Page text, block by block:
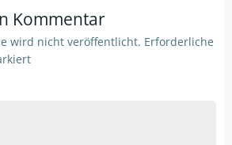
Kommentar
wird nicht veröffentlicht. Erforderliche